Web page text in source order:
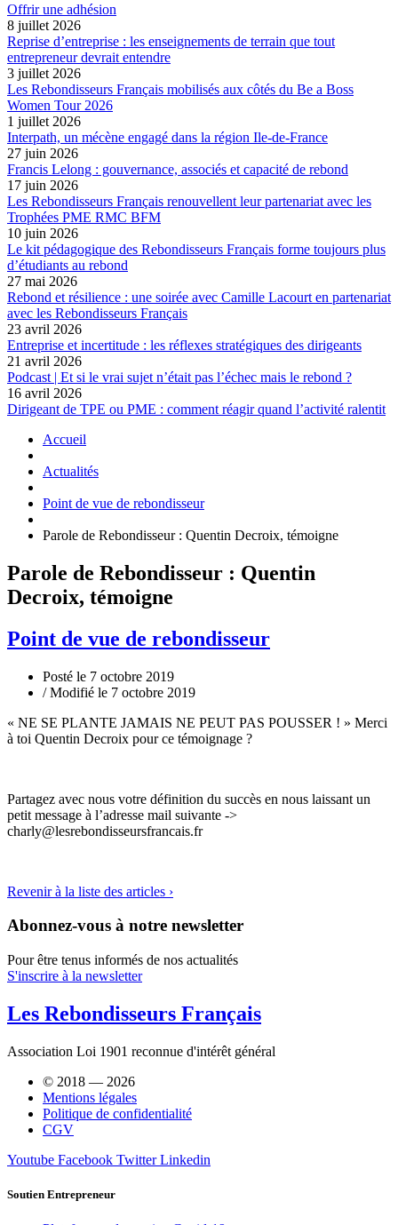
Offrir une adhésion
8 juillet 2026
Reprise d’entreprise : les enseignements de terrain que tout
entrepreneur devrait entendre
3 juillet 2026
Les Rebondisseurs Français mobilisés aux côtés du Be a Boss
Women Tour 2026
1 juillet 2026
Interpath, un mécène engagé dans la région Ile-de-France
27 juin 2026
Francis Lelong : gouvernance, associés et capacité de rebond
17 juin 2026
Les Rebondisseurs Français renouvellent leur partenariat avec les
Trophées PME RMC BFM
10 juin 2026
Le kit pédagogique des Rebondisseurs Français forme toujours plus
d’étudiants au rebond
27 mai 2026
Rebond et résilience : une soirée avec Camille Lacourt en partenariat
avec les Rebondisseurs Français
23 avril 2026
Entreprise et incertitude : les réflexes stratégiques des dirigeants
21 avril 2026
Podcast | Et si le vrai sujet n’était pas l’échec mais le rebond ?
16 avril 2026
Dirigeant de TPE ou PME : comment réagir quand l’activité ralentit
Accueil
Actualités
Point de vue de rebondisseur
Parole de Rebondisseur : Quentin Decroix, témoigne
Parole de Rebondisseur : Quentin
Decroix, témoigne
Point de vue de rebondisseur
Posté le 7 octobre 2019
/ Modifié le 7 octobre 2019
« NE SE PLANTE JAMAIS NE PEUT PAS POUSSER ! » Merci
à toi Quentin Decroix pour ce témoignage ?
Partagez avec nous votre définition du succès en nous laissant un
petit message à l’adresse mail suivante ->
charly@lesrebondisseursfrancais.fr
Revenir à la liste des articles ›
Abonnez-vous à notre newsletter
Pour être tenus informés de nos actualités
S'inscrire à la newsletter
Les Rebondisseurs Français
Association Loi 1901 reconnue d'intérêt général
© 2018 — 2026
Mentions légales
Politique de confidentialité
CGV
Youtube Facebook Twitter Linkedin
Soutien Entrepreneur